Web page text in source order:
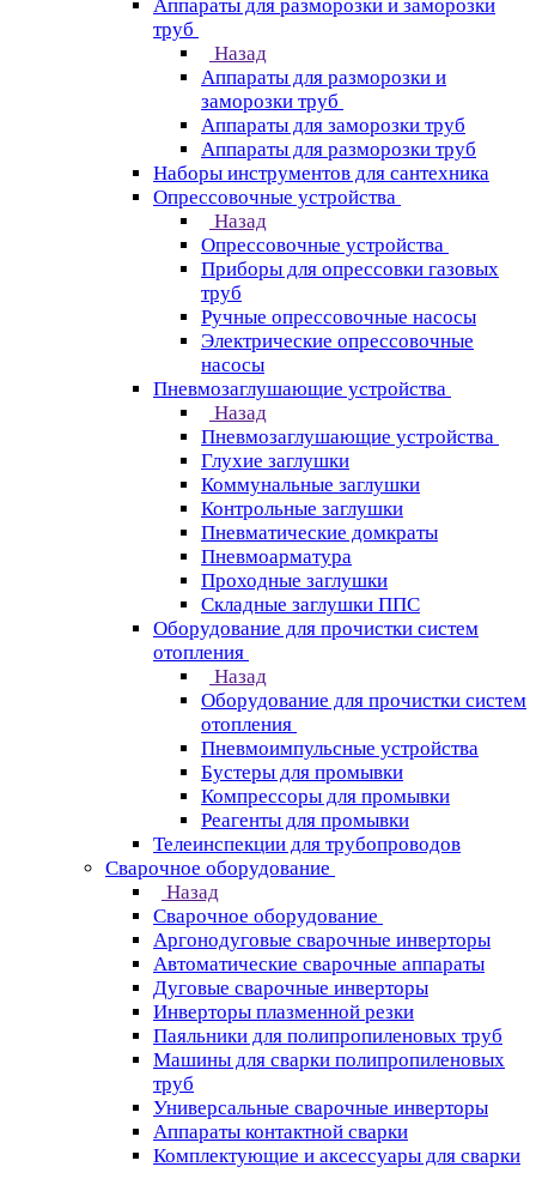
Аппараты для разморозки и заморозки
труб
Назад
Аппараты для разморозки и
заморозки труб
Аппараты для заморозки труб
Аппараты для разморозки труб
Наборы инструментов для сантехника
Опрессовочные устройства
Назад
Опрессовочные устройства
Приборы для опрессовки газовых
труб
Ручные опрессовочные насосы
Электрические опрессовочные
насосы
Пневмозаглушающие устройства
Назад
Пневмозаглушающие устройства
Глухие заглушки
Коммунальные заглушки
Контрольные заглушки
Пневматические домкраты
Пневмоарматура
Проходные заглушки
Складные заглушки ППС
Оборудование для прочистки систем
отопления
Назад
Оборудование для прочистки систем
отопления
Пневмоимпульсные устройства
Бустеры для промывки
Компрессоры для промывки
Реагенты для промывки
Телеинспекции для трубопроводов
Сварочное оборудование
Назад
Сварочное оборудование
Аргонодуговые сварочные инверторы
Автоматические сварочные аппараты
Дуговые сварочные инверторы
Инверторы плазменной резки
Паяльники для полипропиленовых труб
Машины для сварки полипропиленовых
труб
Универсальные сварочные инверторы
Аппараты контактной сварки
Комплектующие и аксессуары для сварки